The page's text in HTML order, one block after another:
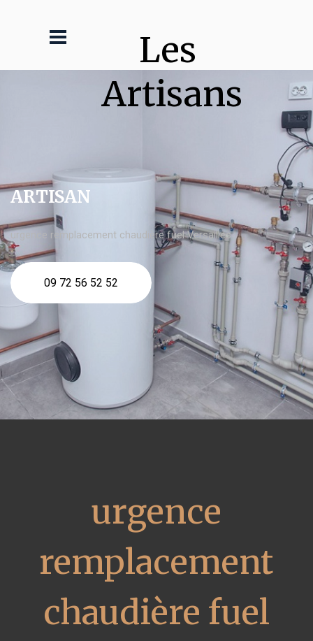
Les
Artisans
ARTISAN
urgence remplacement chaudière fuel Versailles
09 72 56 52 52
urgence
remplacement
chaudière fuel